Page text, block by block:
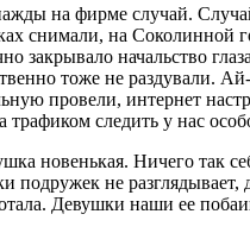
на фирме случай.
снимали, на Соколинной
закрывало начальство
тоже не раздували.
провели, интернет
следить у нас
новенькая. Ничего так
не
Девушки наши ее